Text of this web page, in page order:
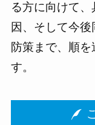
る方に向けて
因、そして今
防策まで、順
す。